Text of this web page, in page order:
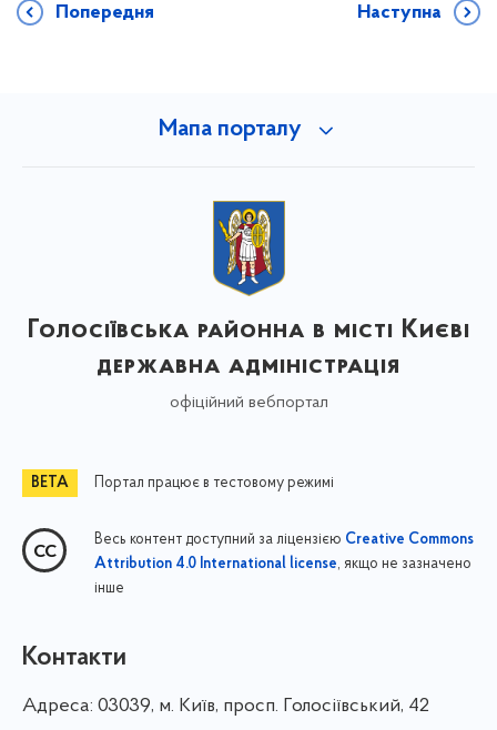
Попередня Наступна
Мапа порталу
Голосіївська районна в місті Києві
державна адміністрація
офіційний вебпортал
Портал працює в тестовому режимі
Весь контент доступний за ліцензією Creative Commons
Attribution 4.0 International license, якщо не зазначено
інше
Контакти
Адреса: 03039, м. Київ, просп. Голосіївський, 42